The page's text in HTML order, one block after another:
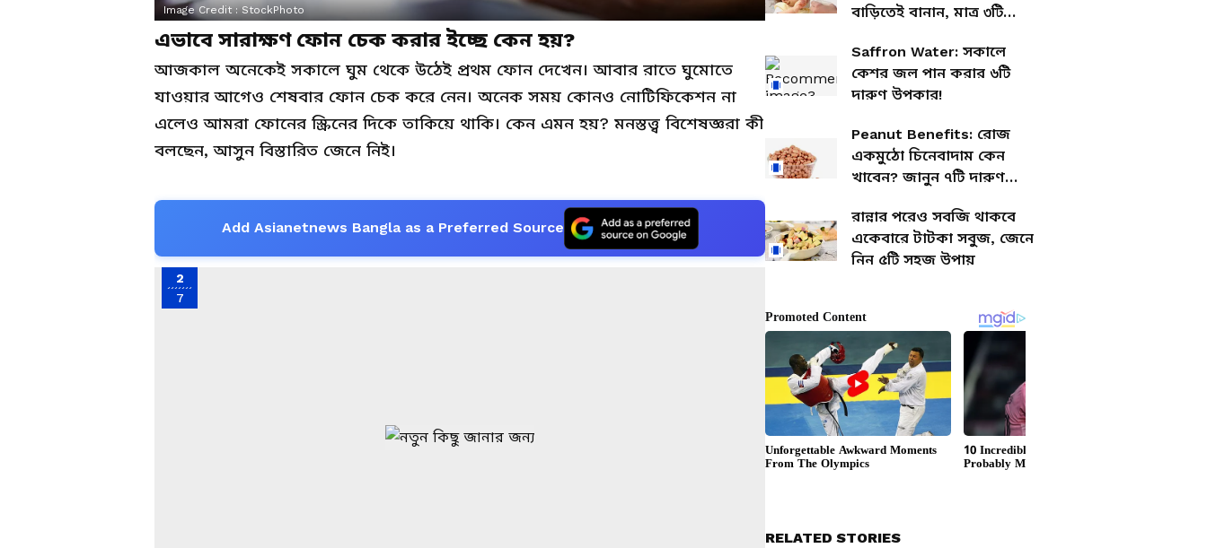
Image Credit :StockPhoto
এভাবে সারাক্ষণ ফোন চেক করার ইচ্ছে কেন হয়?
আজকাল অনেকেই সকালে ঘুম থেকে উঠেই প্রথম ফোন দেখেন। আবার রাতে ঘুমোতে
যাওয়ার আগেও শেষবার ফোন চেক করে নেন। অনেক সময় কোনও নোটিফিকেশন না
এলেও আমরা ফোনের স্ক্রিনের দিকে তাকিয়ে থাকি। কেন এমন হয়? মনস্তত্ত্ব বিশেষজ্ঞরা কী
বলছেন, আসুন বিস্তারিত জেনে নিই।
Add Asianetnews Bangla as a Preferred Source
2
7
বাড়িতেই বানান, মাত্র ৩টি
Saffron Water: সকালে
কেশর জল পান করার ৬টি
দারুণ উপকার!
Peanut Benefits: রোজ
একমুঠো চিনেবাদাম কেন
খাবেন? জানুন ৭টি দারুণ
রান্নার পরেও সবজি থাকবে
একেবারে টাটকা সবুজ, জেনে
নিন ৫টি সহজ উপায়
RELATED STORIES